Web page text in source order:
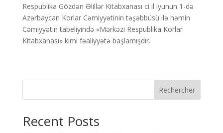
Respublika Gözdən Əlillər Kitabxanası ci il iyunun 1-də
Azərbaycan Korlar Cəmiyyətinin təşəbbüsü ilə həmin
Cəmiyyətin tabeliyində «Mərkəzi Respublika Korlar
Kitabxanası» kimi fəaliyyətə başlamışdır.
Rechercher
Recent Posts